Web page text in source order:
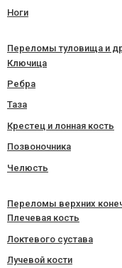
Ноги
Переломы туловища и
Ключица
Ребра
Таза
Крестец и лонная кость
Позвоночника
Челюсть
Переломы верхних
Плечевая кость
Локтевого сустава
Лучевой кости